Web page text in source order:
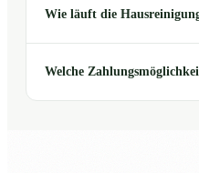
Wie läuft die
Welche